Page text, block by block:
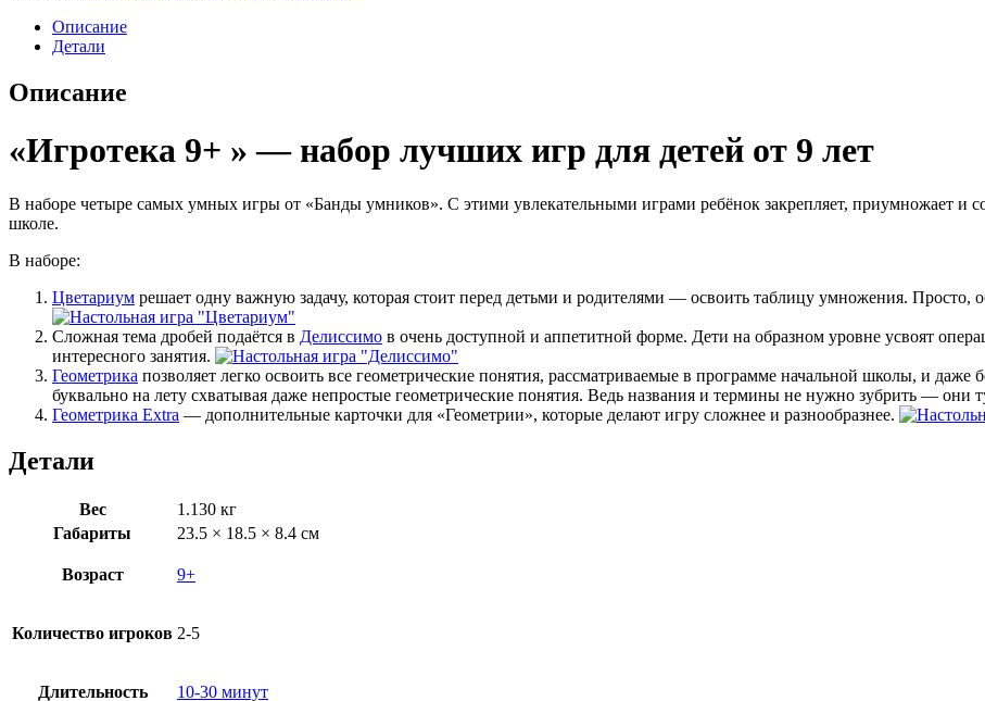
Описание
Детали
Описание
«Игротека 9+ » — набор лучших игр для детей от 9 лет
В наборе четыре самых умных игры от «Банды умников». С этими увлекательными играми ребёнок закрепляет, приумножает и
школе.
В наборе:
Цветариум решает одну важную задачу, которая стоит перед детьми и родителями — освоить таблицу умножения. Просто,
Сложная тема дробей подаётся в Делиссимо в очень доступной и аппетитной форме. Дети на образном уровне усвоят
интересного занятия.
Геометрика позволяет легко освоить все геометрические понятия, рассматриваемые в программе начальной школы, и
буквально на лету схватывая даже непростые геометрические понятия. Ведь названия и термины не нужно зубрить — они
Геометрика Extra — дополнительные карточки для «Геометрии», которые делают игру сложнее и разнообразнее.
Детали
Вес
1.130 кг
Габариты
23.5 × 18.5 × 8.4 см
Возраст 9+
Количество игроков 2-5
Длительность 10-30 минут